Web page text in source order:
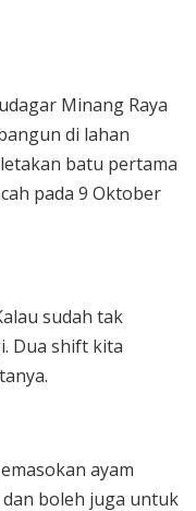
Minang Raya
di lahan
batu pertama
pada 9 Oktober
sudah tak
Dua shift kita
ayam
boleh juga untuk